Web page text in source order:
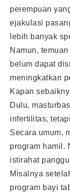
perempuan
ejakulasi
lebih banyak
Namun,
belum dapat
meningkatkan
Kapan
Dulu,
infertilitas,
Secara umum,
program hamil.
istirahat
Misalnya
program bayi